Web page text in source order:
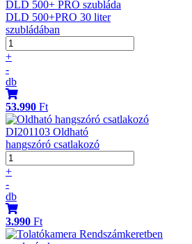
DLD 500+ PRO szubláda
DLD 500+PRO 30 liter
szubládában
+
-
db
53.990 Ft
DI201103 Oldható
hangszóró csatlakozó
+
-
db
3.990 Ft